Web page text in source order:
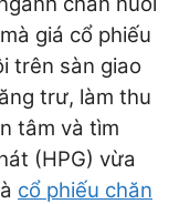
giá cổ phiếu
trên sàn giao
trư, làm thu
tâm và tìm
(HPG) vừa
cổ phiếu chăn